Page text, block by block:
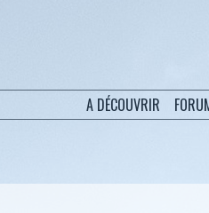
A DÉCOUVRIR